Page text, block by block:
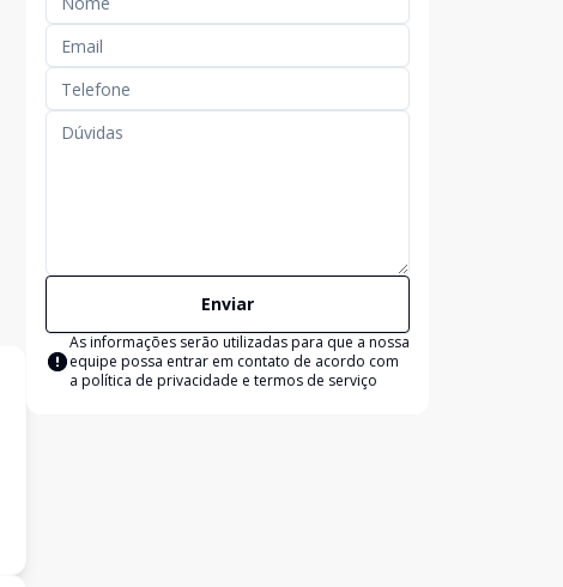
Enviar
As informações serão utilizadas para que a nossa
equipe possa entrar em contato de acordo com
a política de privacidade e termos de serviço